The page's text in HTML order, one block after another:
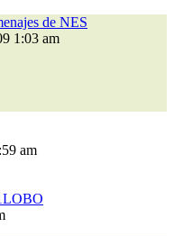
de NES
1:03 am
am